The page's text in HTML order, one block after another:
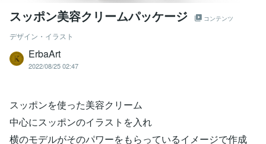
スッポン美容クリームパッケージ コンテンツ
デザイン・イラスト
ErbaArt
2022/08/25 02:47
スッポンを使った美容クリーム
中心にスッポンのイラストを入れ
横のモデルがそのパワーをもらっているイメージで作成